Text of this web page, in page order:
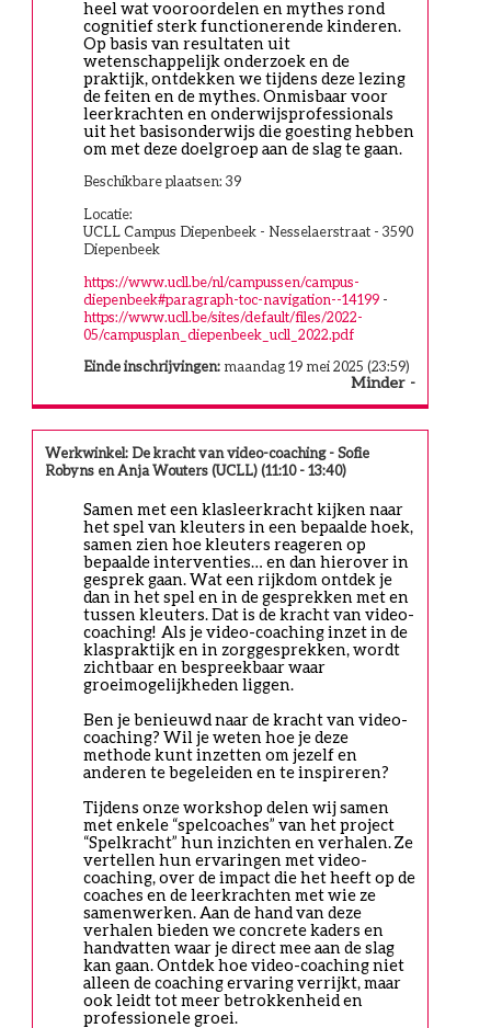
Minder
heel wat vooroordelen en mythes rond
cognitief sterk functionerende kinderen.
Op basis van resultaten uit
wetenschappelijk onderzoek en de
praktijk, ontdekken we tijdens deze lezing
de feiten en de mythes. Onmisbaar voor
leerkrachten en onderwijsprofessionals
uit het basisonderwijs die goesting hebben
om met deze doelgroep aan de slag te gaan.
Beschikbare plaatsen: 39
Locatie:
UCLL Campus Diepenbeek - Nesselaerstraat - 3590
Diepenbeek
https://www.ucll.be/nl/campussen/campus-
diepenbeek#paragraph-toc-navigation--14199-
https://www.ucll.be/sites/default/files/2022-
05/campusplan_diepenbeek_ucll_2022.pdf
Einde inschrijvingen: maandag 19 mei 2025 (23:59)
Werkwinkel: De kracht van video-coaching - Sofie
Robyns en Anja Wouters (UCLL) (11:10 - 13:40)
Samen met een klasleerkracht kijken naar
het spel van kleuters in een bepaalde hoek,
samen zien hoe kleuters reageren op
bepaalde interventies… en dan hierover in
gesprek gaan. Wat een rijkdom ontdek je
dan in het spel en in de gesprekken met en
tussen kleuters. Dat is de kracht van video-
coaching!  Als je video-coaching inzet in de
klaspraktijk en in zorggesprekken, wordt
zichtbaar en bespreekbaar waar
groeimogelijkheden liggen.
Ben je benieuwd naar de kracht van video-
coaching? Wil je weten hoe je deze
methode kunt inzetten om jezelf en
anderen te begeleiden en te inspireren?
Tijdens onze workshop delen wij samen
met enkele “spelcoaches” van het project
“Spelkracht” hun inzichten en verhalen. Ze
vertellen hun ervaringen met video-
coaching, over de impact die het heeft op de
coaches en de leerkrachten met wie ze
samenwerken. Aan de hand van deze
verhalen bieden we concrete kaders en
handvatten waar je direct mee aan de slag
kan gaan. Ontdek hoe video-coaching niet
alleen de coaching ervaring verrijkt, maar
ook leidt tot meer betrokkenheid en
professionele groei.